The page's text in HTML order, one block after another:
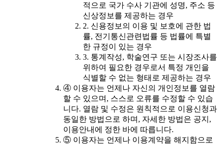
적으로 국가 수사 기관에 성명, 주소 등
신상정보를 제공하는 경우
2. 신용정보의 이용 및 보호에 관한 법
률, 전기통신관련법률 등 법률에 특별
한 규정이 있는 경우
3. 통계작성, 학술연구 또는 시장조사를
위하여 필요한 경우로서 특정 개인을
식별할 수 없는 형태로 제공하는 경우
④ 이용자는 언제나 자신의 개인정보를 열람
할 수 있으며, 스스로 오류를 수정할 수 있습
니다. 열람 및 수정은 원칙적으로 이용신청과
동일한 방법으로 하며, 자세한 방법은 공지,
이용안내에 정한 바에 따릅니다.
⑤ 이용자는 언제나 이용계약을 해지함으로